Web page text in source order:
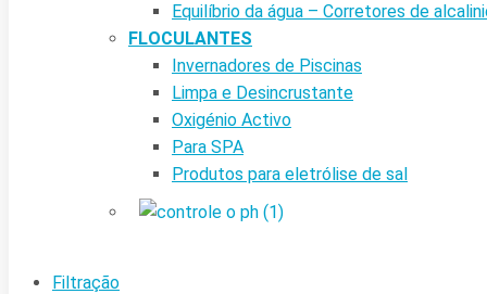
Equilíbrio da água – Corretores de
FLOCULANTES
Invernadores de Piscinas
Limpa e Desincrustante
Oxigénio Activo
Para SPA
Produtos para eletrólise de sal
Filtração